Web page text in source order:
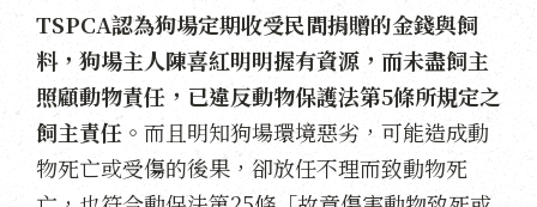
TSPCA認為狗場定期收受民間捐贈的金錢與飼
料，狗場主人陳喜紅明明握有資源，而未盡飼主
照顧動物責任，已違反動物保護法第5條所規定之
飼主責任 。而且明知狗場環境惡劣，可能造成動
物死亡或受傷的後果，卻放任不理而致動物死